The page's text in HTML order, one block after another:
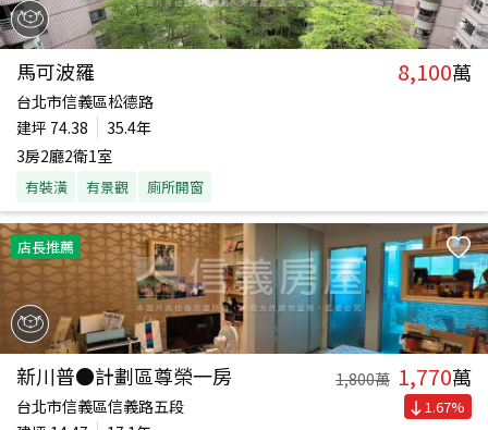
馬可波羅 8,100萬
台北市信義區松德路
建坪 74.38
35.4年
3房2廳2衛1室
有裝潢 有景觀 廁所開窗
店長推薦
新川普●計劃區尊榮一房 1,800萬 1,770萬
台北市信義區信義路五段
1.67%